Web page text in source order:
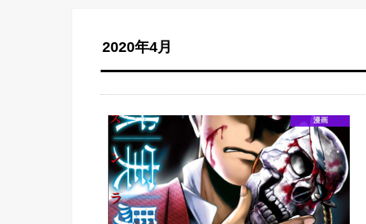
2020年4月
漫画